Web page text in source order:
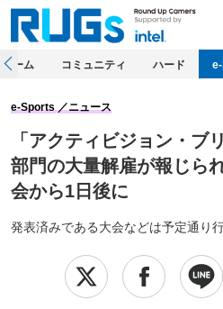
ホーム コミュニティ ハード
「アクティビジョン・ブ
部門の大量解雇が報じら
会から1日後に
発表済みである大会などは予定通り
e-Sports ニュース